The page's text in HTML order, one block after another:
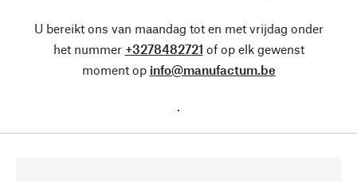
U bereikt ons van maandag tot en met vrijdag onder
het nummer +3278482721 of op elk gewenst
moment op info@manufactum.be
.